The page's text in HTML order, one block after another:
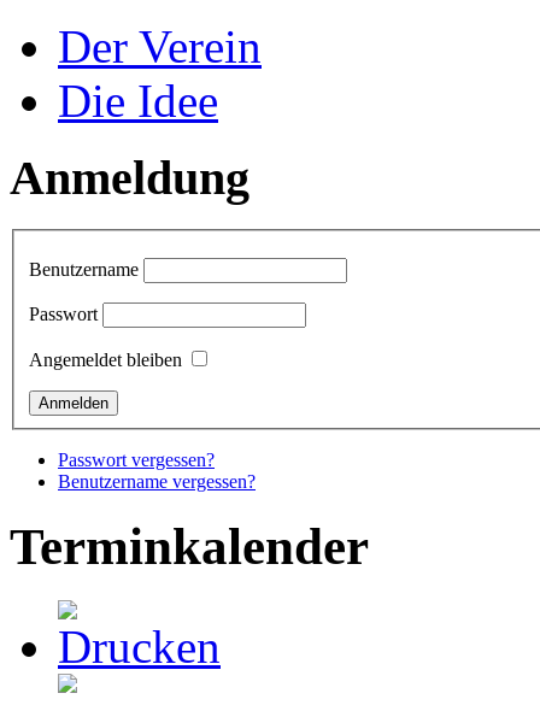
Der Verein
Die Idee
Anmeldung
Benutzername
Passwort
Angemeldet bleiben
Passwort vergessen?
Benutzername vergessen?
Terminkalender